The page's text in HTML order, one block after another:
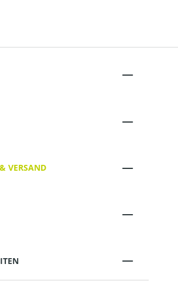
VERSAND